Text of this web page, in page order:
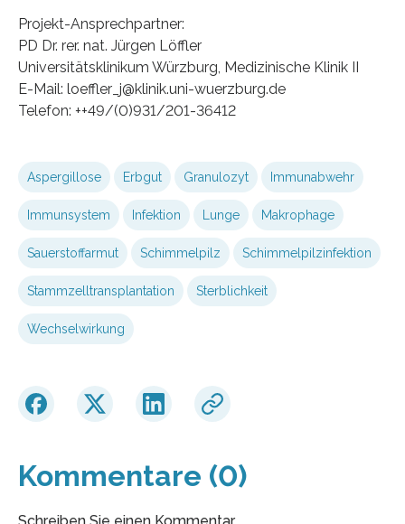
Projekt-Ansprechpartner:
PD Dr. rer. nat. Jürgen Löffler
Universitätsklinikum Würzburg, Medizinische Klinik II
E-Mail: loeffler_j@klinik.uni-wuerzburg.de
Telefon: ++49/(0)931/201-36412
Aspergillose Erbgut Granulozyt Immunabwehr
Immunsystem Infektion Lunge Makrophage
Sauerstoffarmut Schimmelpilz Schimmelpilzinfektion
Stammzelltransplantation Sterblichkeit
Wechselwirkung
Kommentare (0)
Schreiben Sie einen Kommentar